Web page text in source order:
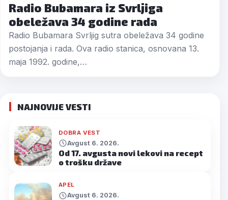
Radio Bubamara iz Svrljiga
obeležava 34 godine rada
Radio Bubamara Svrljig sutra obeležava 34 godine
postojanja i rada. Ova radio stanica, osnovana 13.
maja 1992. godine,…
NAJNOVIJE VESTI
DOBRA VEST
Avgust 6. 2026.
Od 17. avgusta novi lekovi na recept
o trošku države
APEL
Avgust 6. 2026.